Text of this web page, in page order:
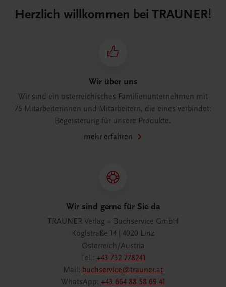
Herzlich willkommen bei TRAUNER!
Wir über uns
Wir sind ein österreichisches Familienunternehmen mit
75 Mitarbeiterinnen und Mitarbeitern, die eines verbindet:
Begeisterung für unsere Produkte.
mehr erfahren
Wir sind gerne für Sie da
TRAUNER Verlag + Buchservice GmbH
Köglstraße 14 | 4020 Linz
Österreich/Austria
Tel.: +43 732 778241
Mail: buchservice@trauner.at
WhatsApp: +43 664 88 58 69 41